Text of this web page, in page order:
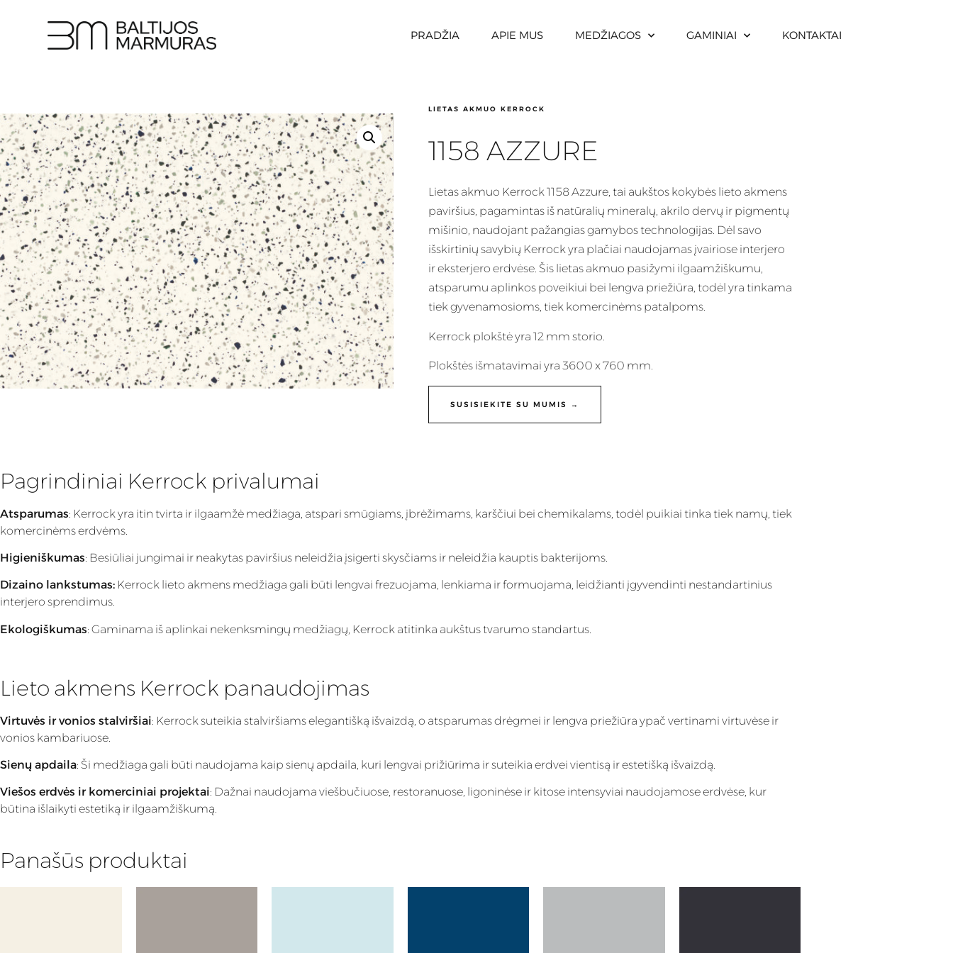
PRADŽIA APIE MUS MEDŽIAGOS GAMINIAI KONTAKTAI
LIETAS AKMUO KERROCK
1158 AZZURE
Lietas akmuo Kerrock 1158 Azzure, tai aukštos kokybės lieto akmens
paviršius, pagamintas iš natūralių mineralų, akrilo dervų ir pigmentų
mišinio, naudojant pažangias gamybos technologijas. Dėl savo
išskirtinių savybių Kerrockyra plačiai naudojamas įvairiose interjero
ir eksterjero erdvėse. Šis lietas akmuo pasižymi ilgaamžiškumu,
atsparumu aplinkos poveikiui bei lengva priežiūra, todėl yra tinkama
tiek gyvenamosioms, tiek komercinėms patalpoms.
Kerrock plokštė yra 12 mm storio.
Plokštės išmatavimai yra 3600 x 760 mm.
SUSISIEKITE SU MUMIS →
Pagrindiniai Kerrock privalumai
Atsparumas: Kerrock yra itin tvirta ir ilgaamžė medžiaga, atspari smūgiams, įbrėžimams, karščiui bei chemikalams, todėl puikiai tinka tiek namų, tiek
komercinėms erdvėms.
Higieniškumas: Besiūliai jungimai ir neakytas paviršius neleidžia įsigerti skysčiams ir neleidžia kauptis bakterijoms.
Dizaino lankstumas: Kerrock lieto akmens medžiaga gali būti lengvai frezuojama, lenkiama ir formuojama, leidžianti įgyvendinti nestandartinius
interjero sprendimus.
Ekologiškumas: Gaminama iš aplinkai nekenksmingų medžiagų, Kerrock atitinka aukštus tvarumo standartus.
Lieto akmens Kerrock panaudojimas
Virtuvės ir vonios stalviršiai: Kerrock suteikia stalviršiams elegantišką išvaizdą, o atsparumas drėgmei ir lengva priežiūra ypač vertinami virtuvėse ir
vonios kambariuose.
Sienų apdaila: Ši medžiaga gali būti naudojama kaip sienų apdaila, kuri lengvai prižiūrima ir suteikia erdvei vientisą ir estetišką išvaizdą.
Viešos erdvės ir komerciniai projektai: Dažnai naudojama viešbučiuose, restoranuose, ligoninėse ir kitose intensyviai naudojamose erdvėse, kur
būtina išlaikyti estetiką ir ilgaamžiškumą.
Panašūs produktai